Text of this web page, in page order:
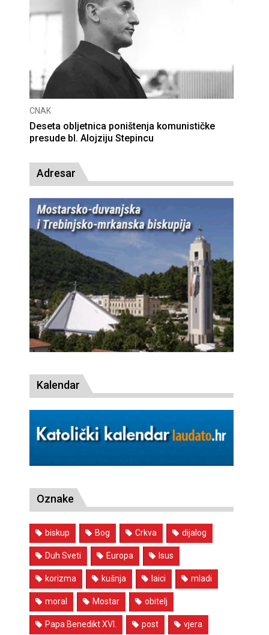
CNAK
Deseta obljetnica poništenja komunističke
presude bl. Alojziju Stepincu
Adresar
Kalendar
Oznake
biskup Bog Crkva dijalog
Duh Sveti Europa Isus
korizma kušnja laici mladi
moral Mostar obitelj
Papa Benedikt XVI. post vjera